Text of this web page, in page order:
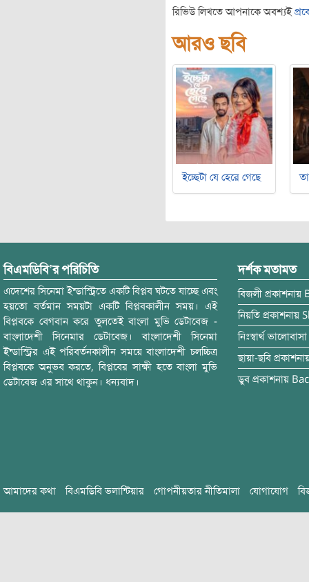
রিভিউ লিখতে আপনাকে অবশ্যই
আরও ছবি
ইচ্ছেটা যে হেরে গেছে
বিএমডিবি’র পরিচিতি
এদেশের সিনেমা ইন্ডাস্ট্রিতে একটি বিপ্লব ঘটতে যাচ্ছে এবং
হয়তো বর্তমান সময়টা একটি বিপ্লবকালীন সময়। এই
বিপ্লবকে বেগবান করে তুলতেই বাংলা মুভি ডেটাবেজ -
বাংলাদেশী সিনেমার ডেটাবেজ। বাংলাদেশী সিনেমা
ইন্ডাস্ট্রির এই পরিবর্তনকালীন সময়ে বাংলাদেশী চলচ্চিত্র
বিপ্লবকে অনুভব করতে, বিপ্লবের সাক্ষী হতে বাংলা মুভি
ডেটাবেজ এর সাথে থাকুন। ধন্যবাদ।
দর্শক মতামত
বিজলী প্রকাশনায়
নিয়তি প্রকাশনায়
নিঃস্বার্থ ভালোবাসা
ছায়া-ছবি
ডুব প্রকাশনায়
আমাদের কথা বিএমডিবি ভলান্টিয়ার গোপনীয়তার নীতিমালা যোগাযোগ